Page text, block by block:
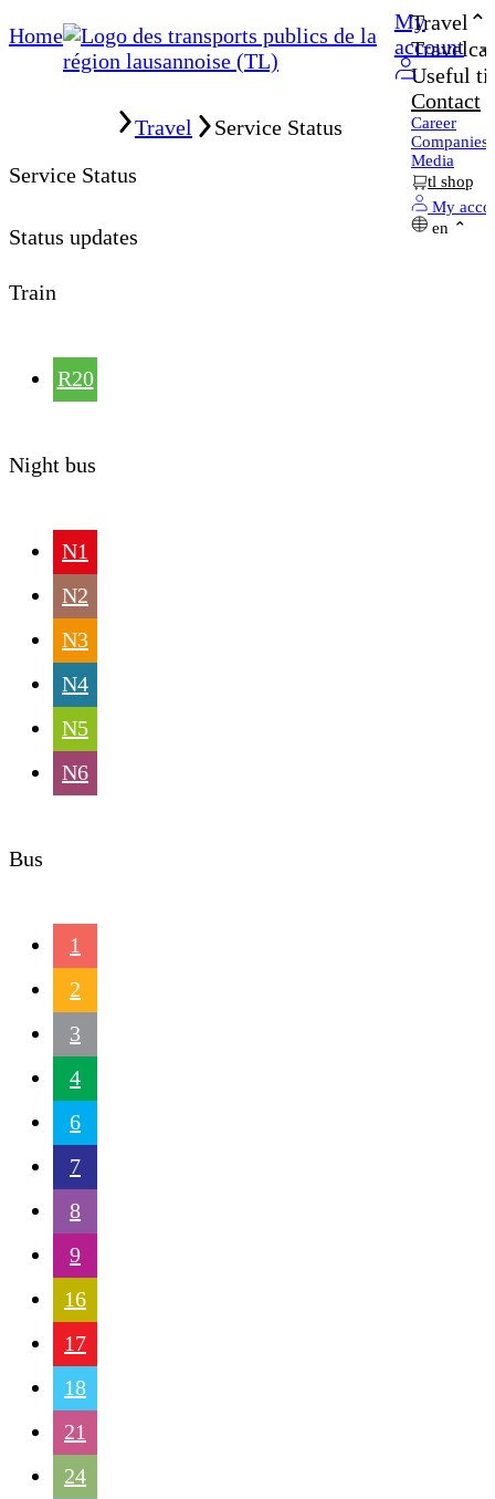
Home
My
account
Travel
Useful
Contact
Career
Companies
Media
tl shop
My
en
Travel
Service Status
Service Status
Status updates
Train
R20
Night bus
N1
N2
N3
N4
N5
N6
Bus
1
2
3
4
6
7
8
9
16
17
18
21
24